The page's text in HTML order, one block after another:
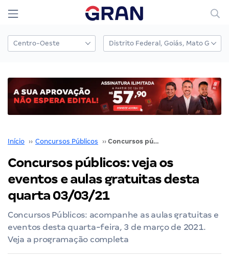
Início ›› Concursos Públicos ›› Concursos públicos: veja os eventos e aulas gratuitas desta quarta 03/03/21
Concursos públicos: veja os
eventos e aulas gratuitas desta
quarta 03/03/21
Concursos Públicos: acompanhe as aulas gratuitas e
eventos desta quarta-feira, 3 de março de 2021.
Veja a programação completa